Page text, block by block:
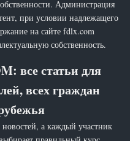
Администрация
при условии надлежащего
на сайте fdlx.com
собственность.
все статьи для
всех граждан
а каждый участник